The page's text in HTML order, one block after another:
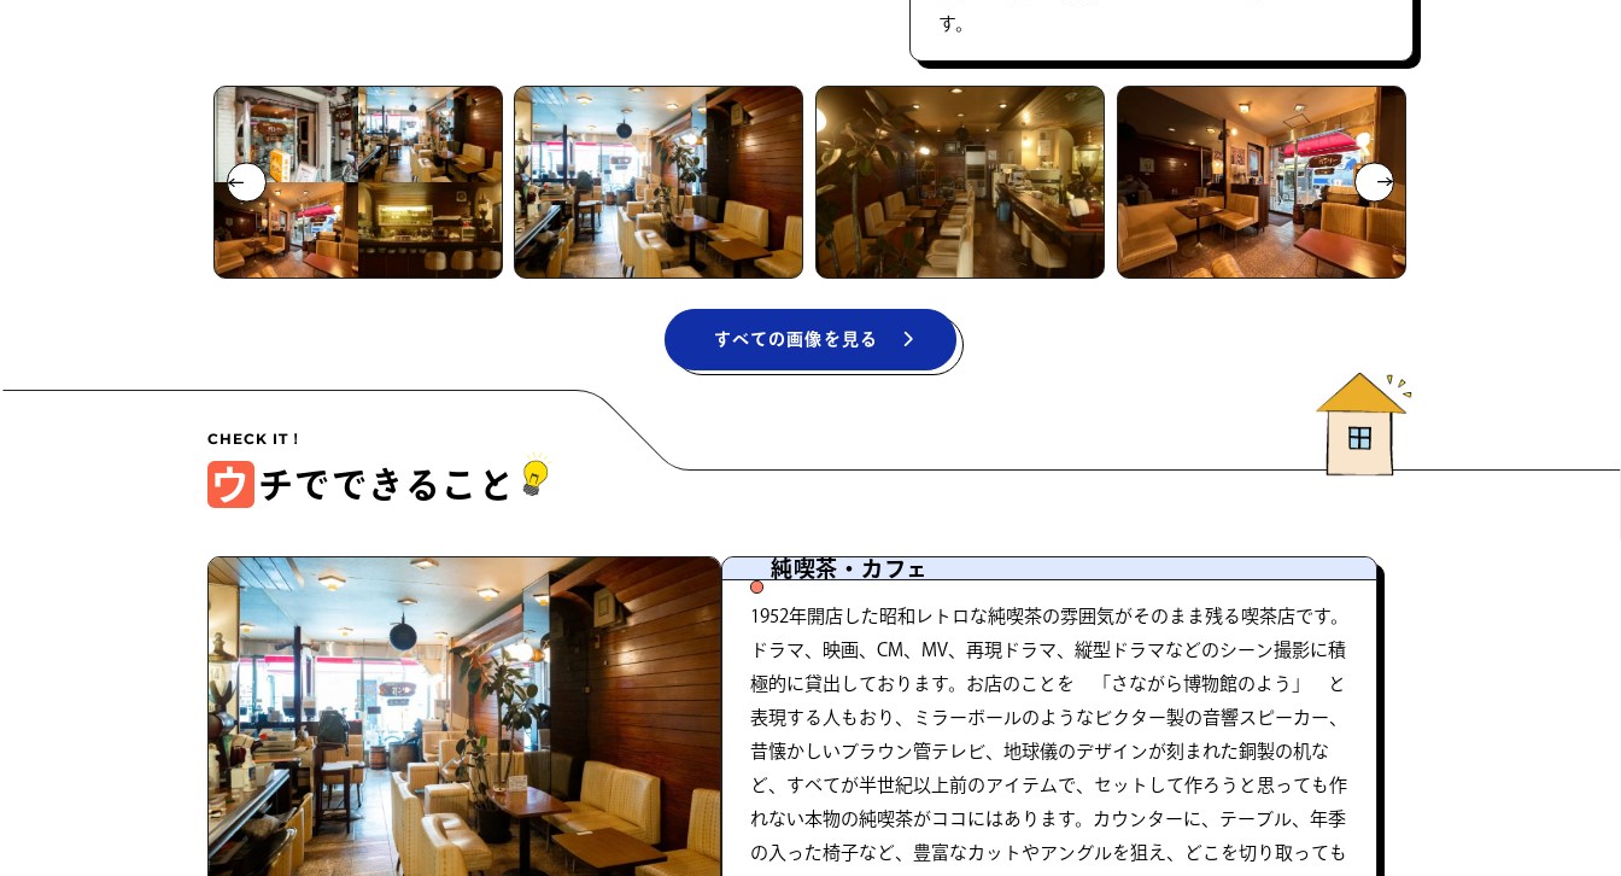
す。
すべての画像を見る
ウ チでできること
純喫茶・カフェ
1952年開店した昭和レトロな純喫茶の雰囲気がそのまま残る喫茶店です。
ドラマ、映画、CM、MV、再現ドラマ、縦型ドラマなどのシーン撮影に積
極的に貸出しております。お店のことを 「さながら博物館のよう」 と
表現する人もおり、ミラーボールのようなビクター製の音響スピーカー、
昔懐かしいブラウン管テレビ、地球儀のデザインが刻まれた銅製の机な
ど、すべてが半世紀以上前のアイテムで、セットして作ろうと思っても作
れない本物の純喫茶がココにはあります。カウンターに、テーブル、年季
の入った椅子など、豊富なカットやアングルを狙え、どこを切り取っても